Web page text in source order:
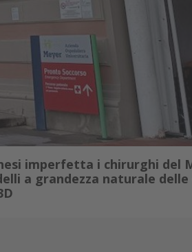
imperfetta i chirurghi del
a grandezza naturale delle